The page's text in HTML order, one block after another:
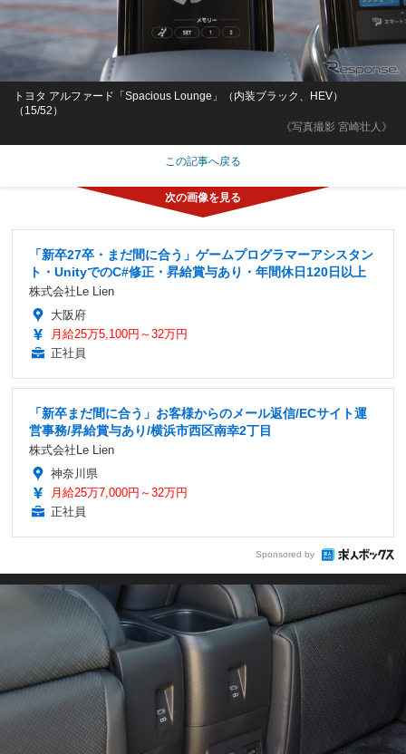
《写真撮影 宮崎壮人》
トヨタ アルファード「Spacious Lounge」（内装ブラック、HEV）
（15/52）
この記事へ戻る
「新卒27卒・まだ間に合う」ゲームプログラマーアシスタン
ト・UnityでのC#修正・昇給賞与あり・年間休日120日以上
株式会社Le Lien
大阪府
月給25万5,100円～32万円
正社員
「新卒まだ間に合う」お客様からのメール返信/ECサイト運
営事務/昇給賞与あり/横浜市西区南幸2丁目
株式会社Le Lien
神奈川県
月給25万7,000円～32万円
正社員
Sponsored by